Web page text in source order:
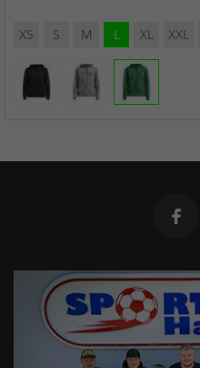
XS S M L XL XXL